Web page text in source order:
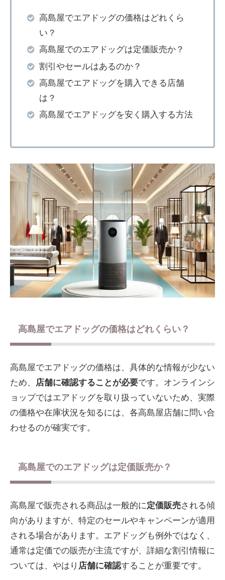
高島屋でエアドッグの価格はどれくら
い？
高島屋でのエアドッグは定価販売か？
割引やセールはあるのか？
高島屋でエアドッグを購入できる店舗
は？
高島屋でエアドッグを安く購入する方法
高島屋でエアドッグの価格はどれくらい？
高島屋でエアドッグの価格は、具体的な情報が少ない
ため、 店舗に確認することが必要です。オンラインシ
ョップではエアドッグを取り扱っていないため、実際
の価格や在庫状況を知るには、各高島屋店舗に問い合
わせるのが確実です。
高島屋でのエアドッグは定価販売か？
高島屋で販売される商品は一般的に定価販売される傾
向がありますが、特定のセールやキャンペーンが適用
される場合があります。エアドッグも例外ではなく、
通常は定価での販売が主流ですが、詳細な割引情報に
ついては、やはり 店舗に確認することが重要です。